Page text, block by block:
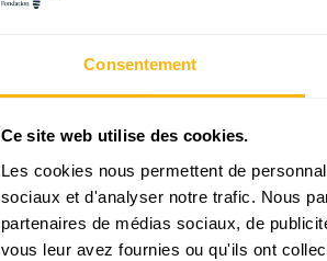
Consentement
Ce site web utilise des cookies.
Les cookies nous permettent de
sociaux et d'analyser notre trafic. Nous
partenaires de médias sociaux, de
vous leur avez fournies ou qu'ils ont